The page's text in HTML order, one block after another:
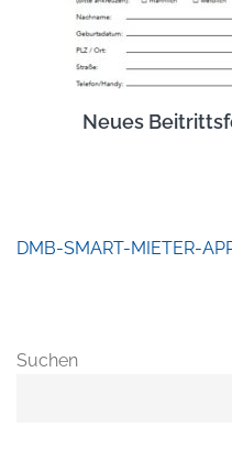
Neues
DMB-SMART-MIETER-
Suchen